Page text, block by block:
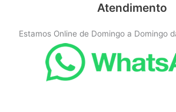
Atendimento
Estamos Online de Domingo a Domingo